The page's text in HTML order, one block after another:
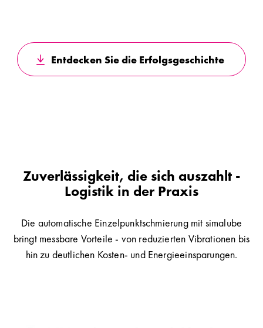
Entdecken Sie die Erfolgsgeschichte
Zuverlässigkeit, die sich auszahlt -
Logistik in der Praxis
Die automatische Einzelpunktschmierung mit simalube
bringt messbare Vorteile - von reduzierten Vibrationen bis
hin zu deutlichen Kosten- und Energieeinsparungen.